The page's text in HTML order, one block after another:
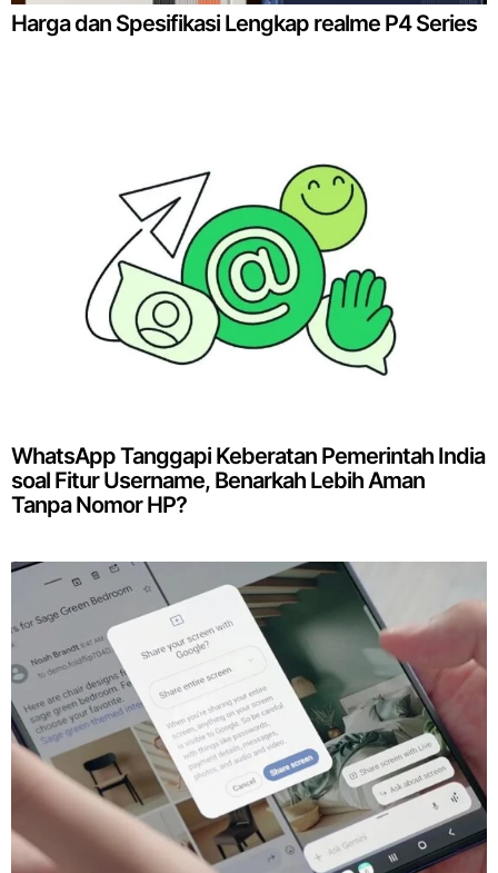
Harga dan Spesifikasi Lengkap realme P4 Series
WhatsApp Tanggapi Keberatan Pemerintah India
soal Fitur Username, Benarkah Lebih Aman
Tanpa Nomor HP?